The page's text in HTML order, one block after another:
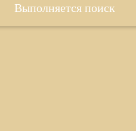
Выполняется поиск